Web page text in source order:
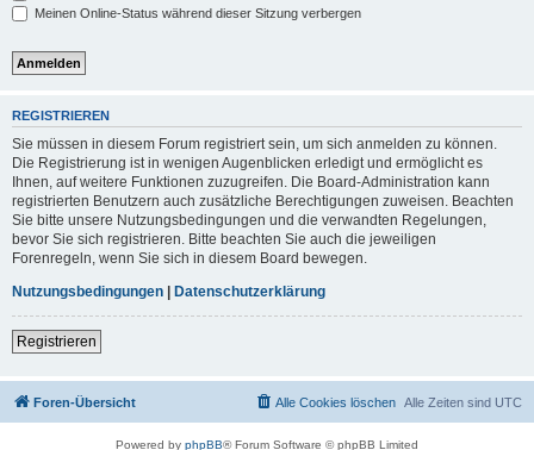
Meinen Online-Status während dieser Sitzung verbergen
REGISTRIEREN
Sie müssen in diesem Forum registriert sein, um sich anmelden zu können.
Die Registrierung ist in wenigen Augenblicken erledigt und ermöglicht es
Ihnen, auf weitere Funktionen zuzugreifen. Die Board-Administration kann
registrierten Benutzern auch zusätzliche Berechtigungen zuweisen. Beachten
Sie bitte unsere Nutzungsbedingungen und die verwandten Regelungen,
bevor Sie sich registrieren. Bitte beachten Sie auch die jeweiligen
Forenregeln, wenn Sie sich in diesem Board bewegen.
Nutzungsbedingungen | Datenschutzerklärung
Registrieren
Foren-Übersicht Alle Zeiten sind UTC
Alle Cookies löschen
Powered by phpBB® Forum Software © phpBB Limited